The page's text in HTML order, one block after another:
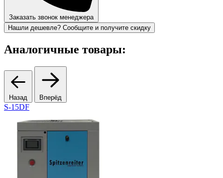
Заказать звонок менеджера
Нашли дешевле? Сообщите и получите скидку
Аналогичные товары:
Назад Вперёд
S-15DF